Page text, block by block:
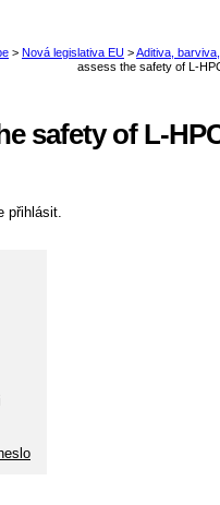
safety of L-
přihlásit.